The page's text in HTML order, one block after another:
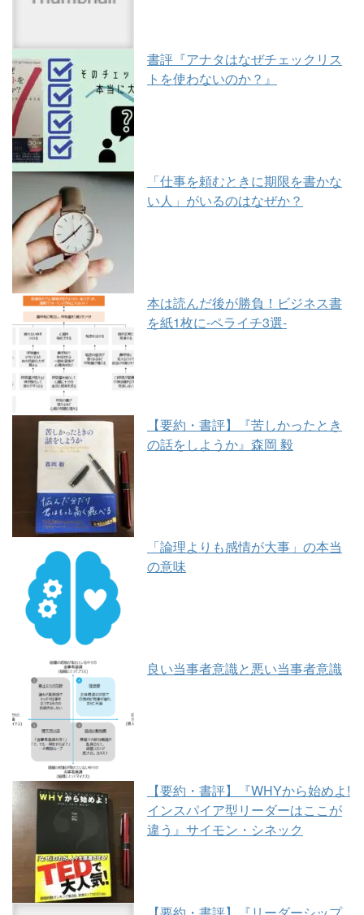
書評『アナタはなぜチェックリス
トを使わないのか？』
「仕事を頼むときに期限を書かな
い人」がいるのはなぜか？
本は読んだ後が勝負！ビジネス書
を紙1枚に-ペライチ3選-
【要約・書評】『苦しかったとき
の話をしようか』森岡 毅
「論理よりも感情が大事」の本当
の意味
良い当事者意識と悪い当事者意識
【要約・書評】『WHYから始めよ!
インスパイア型リーダーはここが
違う』サイモン・シネック